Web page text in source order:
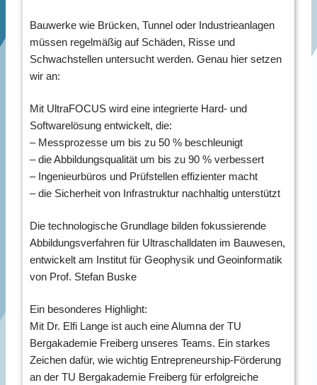
Bauwerke wie Brücken, Tunnel oder Industrieanlagen
müssen regelmäßig auf Schäden, Risse und
Schwachstellen untersucht werden. Genau hier setzen
wir an:
Mit UltraFOCUS wird eine integrierte Hard- und
Softwarelösung entwickelt, die:
– Messprozesse um bis zu 50 % beschleunigt
– die Abbildungsqualität um bis zu 90 % verbessert
– Ingenieurbüros und Prüfstellen effizienter macht
– die Sicherheit von Infrastruktur nachhaltig unterstützt
Die technologische Grundlage bilden fokussierende
Abbildungsverfahren für Ultraschalldaten im Bauwesen,
entwickelt am Institut für Geophysik und Geoinformatik
von Prof. Stefan Buske
Ein besonderes Highlight:
Mit Dr. Elfi Lange ist auch eine Alumna der TU
Bergakademie Freiberg unseres Teams. Ein starkes
Zeichen dafür, wie wichtig Entrepreneurship-Förderung
an der TU Bergakademie Freiberg für erfolgreiche